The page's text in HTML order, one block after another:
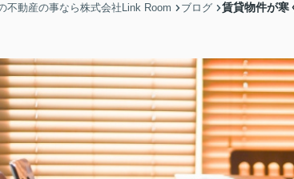
不動産の事なら株式会社Link Room ブログ 賃貸物件が寒